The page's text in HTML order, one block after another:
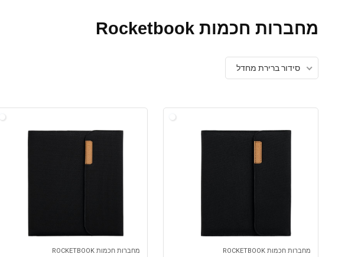
מחברות חכמות Rocketbook
סידור ברירת מחדל
מחברות חכמות ROCKETBOOK מחברות חכמות ROCKETBOOK